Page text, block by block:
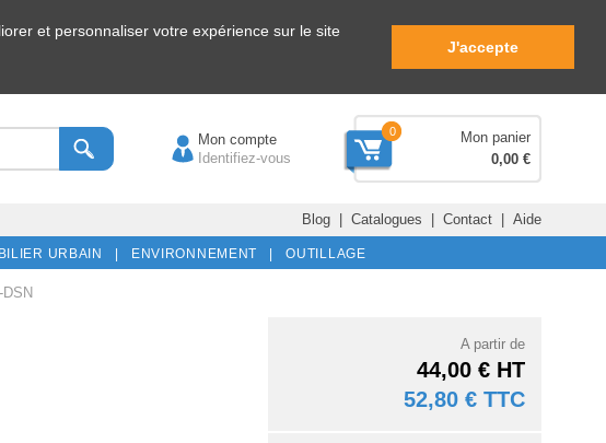
et personnaliser votre expérience sur le site
J'accepte
Mon compte
Identifiez-vous
0
Mon panier
0,00 €
Blog| Catalogues | Contact| Aide
URBAIN | ENVIRONNEMENT | OUTILLAGE
A partir de
44,00 € HT
52,80 € TTC